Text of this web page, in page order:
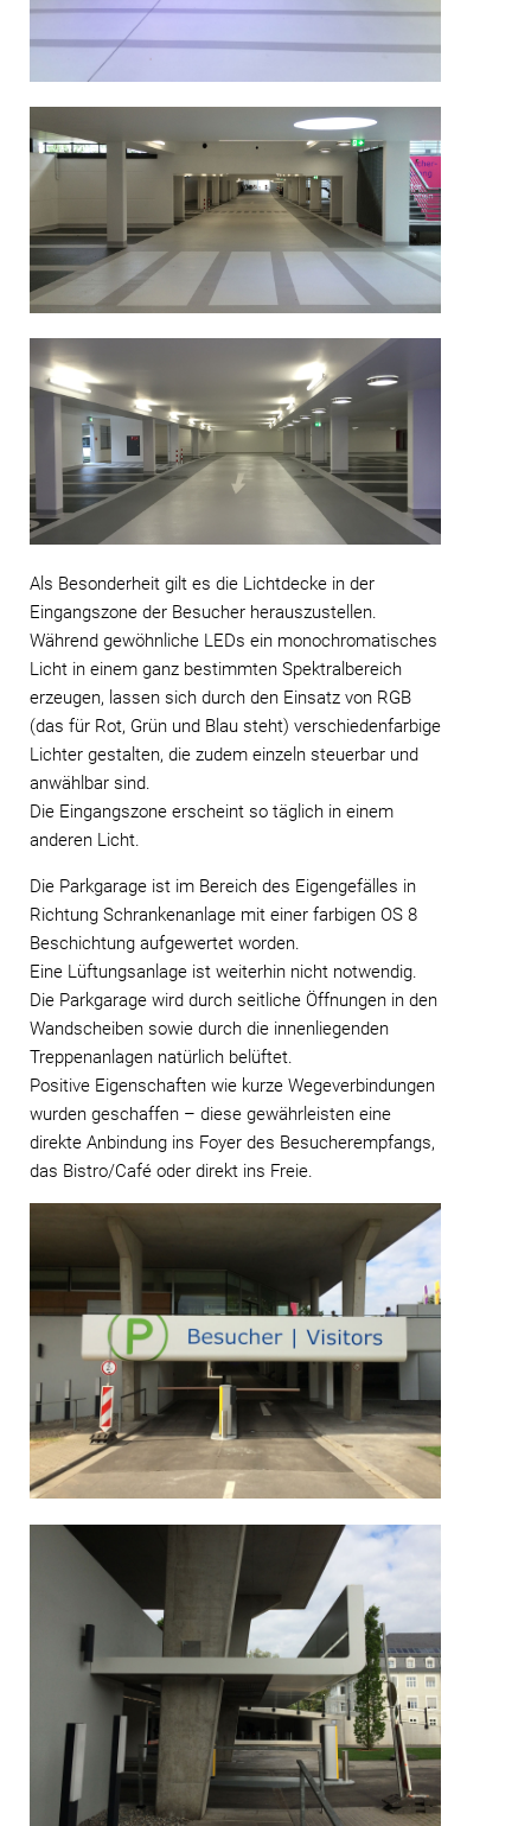
Als Besonderheit gilt es die Lichtdecke in der
Eingangszone der Besucher herauszustellen.
Während gewöhnliche LEDs ein monochromatisches
Licht in einem ganz bestimmten Spektralbereich
erzeugen, lassen sich durch den Einsatz von RGB
(das für Rot, Grün und Blau steht) verschiedenfarbige
Lichter gestalten, die zudem einzeln steuerbar und
anwählbar sind.
Die Eingangszone erscheint so täglich in einem
anderen Licht.
Die Parkgarage ist im Bereich des Eigengefälles in
Richtung Schrankenanlage mit einer farbigen OS 8
Beschichtung aufgewertet worden.
Eine Lüftungsanlage ist weiterhin nicht notwendig.
Die Parkgarage wird durch seitliche Öffnungen in den
Wandscheiben sowie durch die innenliegenden
Treppenanlagen natürlich belüftet.
Positive Eigenschaften wie kurze Wegeverbindungen
wurden geschaffen – diese gewährleisten eine
direkte Anbindung ins Foyer des Besucherempfangs,
das Bistro/Café oder direkt ins Freie.